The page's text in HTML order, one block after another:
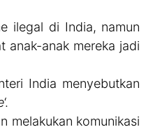
ilegal di India, namun
anak-anak mereka jadi
India menyebutkan
‘.
melakukan komunikasi